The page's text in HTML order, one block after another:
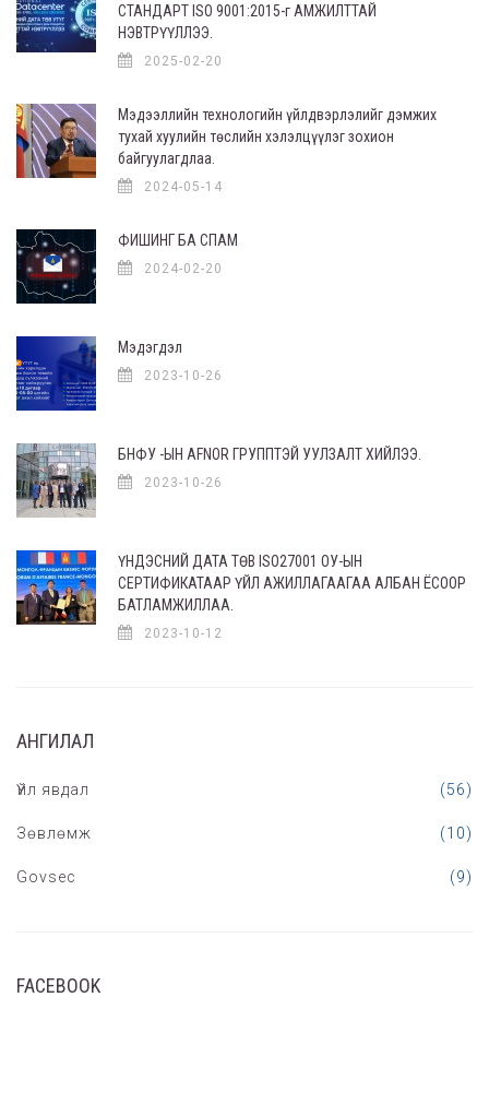
СТАНДАРТ ISO 9001:2015-г АМЖИЛТТАЙ
НЭВТРҮҮЛЛЭЭ.
2025-02-20
Мэдээллийн технологийн үйлдвэрлэлийг дэмжих
тухай хуулийн төслийн хэлэлцүүлэг зохион
байгуулагдлаа.
2024-05-14
ФИШИНГ БА СПАМ
2024-02-20
Мэдэгдэл
2023-10-26
БНФУ -ЫН AFNOR ГРУППТЭЙ УУЛЗАЛТ ХИЙЛЭЭ.
2023-10-26
ҮНДЭСНИЙ ДАТА ТӨВ ISO27001 ОУ-ЫН
СЕРТИФИКАТААР ҮЙЛ АЖИЛЛАГААГАА АЛБАН ЁСООР
БАТЛАМЖИЛЛАА.
2023-10-12
АНГИЛАЛ
Үйл явдал (56)
Зөвлөмж (10)
Govsec (9)
FACEBOOK